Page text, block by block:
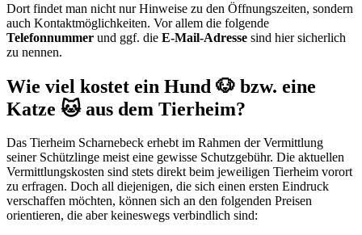
Dort findet man nicht nur Hinweise zu den Öffnungszeiten, sondern
auch Kontaktmöglichkeiten. Vor allem die folgende
Telefonnummer und ggf. die E-Mail-Adresse sind hier sicherlich
zu nennen.
Wie viel kostet ein Hund 🐶 bzw. eine
Katze 🐱 aus dem Tierheim?
Das Tierheim Scharnebeck erhebt im Rahmen der Vermittlung
seiner Schützlinge meist eine gewisse Schutzgebühr. Die aktuellen
Vermittlungskosten sind stets direkt beim jeweiligen Tierheim vorort
zu erfragen. Doch all diejenigen, die sich einen ersten Eindruck
verschaffen möchten, können sich an den folgenden Preisen
orientieren, die aber keineswegs verbindlich sind: